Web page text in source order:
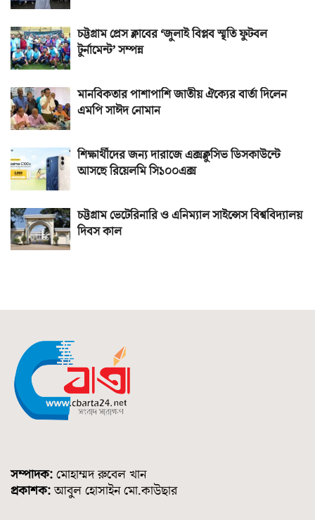
চট্টগ্রাম প্রেস ক্লাবের ‘জুলাই বিপ্লব স্মৃতি ফুটবল
টুর্নামেন্ট’ সম্পন্ন
মানবিকতার পাশাপাশি জাতীয় ঐক্যের বার্তা দিলেন
এমপি সাঈদ নোমান
শিক্ষার্থীদের জন্য দারাজে এক্সক্লুসিভ ডিসকাউন্টে
আসছে রিয়েলমি সি১০০এক্স
চট্টগ্রাম ভেটেরিনারি ও এনিম্যাল সাইন্সেস বিশ্ববিদ্যালয়
দিবস কাল
সম্পাদক: মোহাম্মদ রুবেল খান
প্রকাশক:আবুল হোসাইন মো.কাউছার